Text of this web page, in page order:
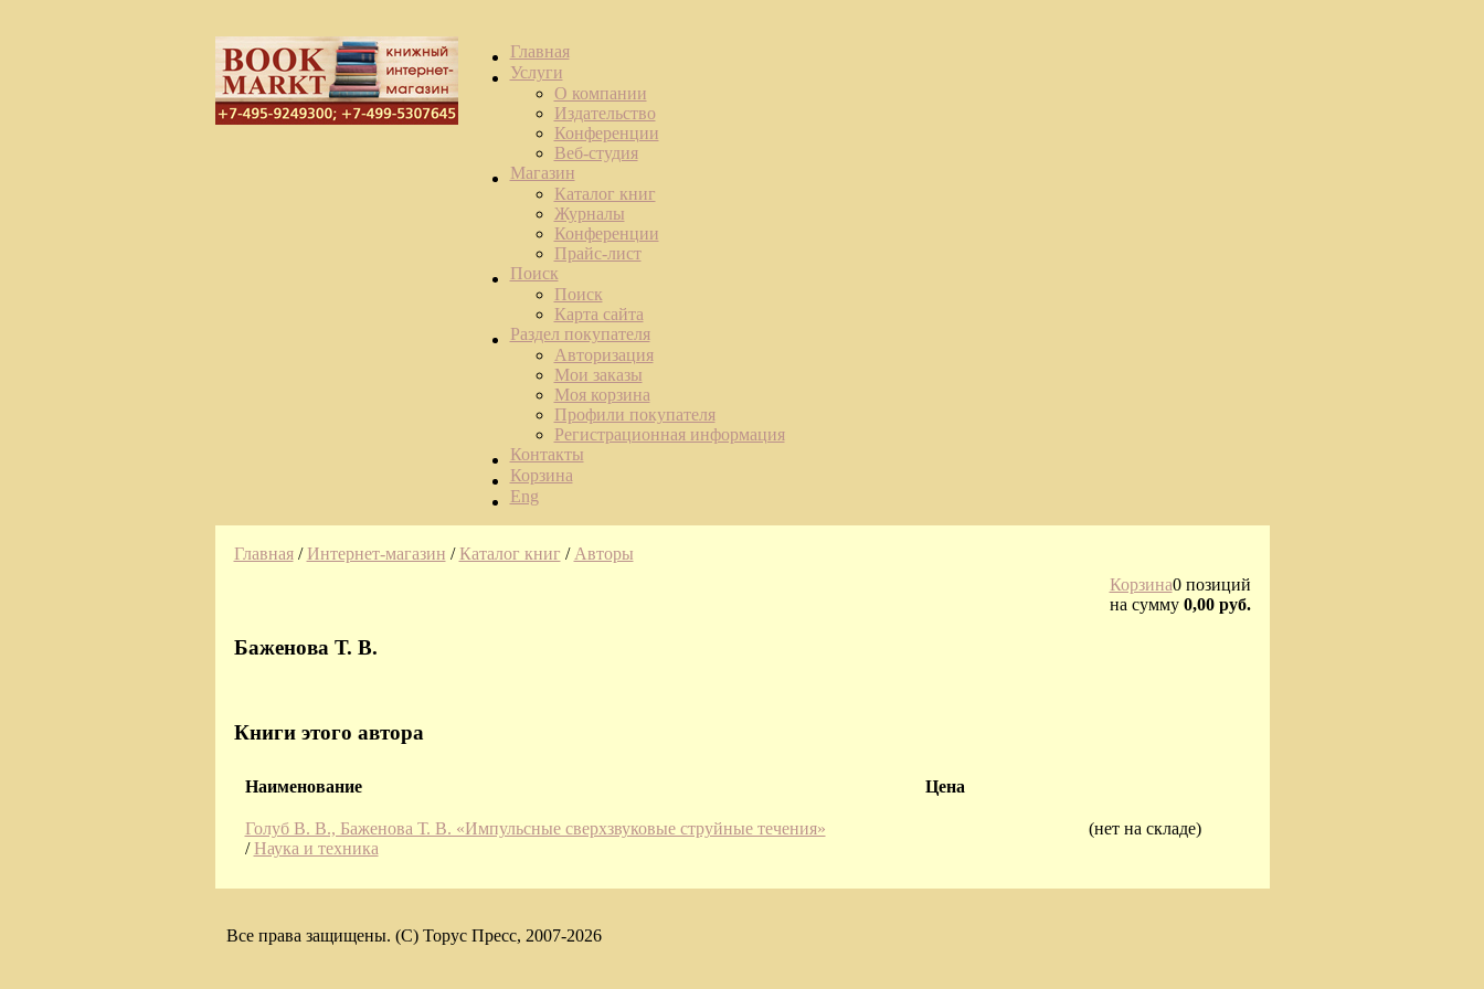
Главная
Услуги
О компании
Издательство
Конференции
Веб-студия
Магазин
Каталог книг
Журналы
Конференции
Прайс-лист
Поиск
Поиск
Карта сайта
Раздел покупателя
Авторизация
Мои заказы
Моя корзина
Профили покупателя
Регистрационная информация
Контакты
Корзина
Eng
Главная/Интернет-магазин /Каталог книг / Авторы
Корзина0 позиций
на сумму 0,00 руб.
Баженова Т. В.
Книги этого автора
Наименование Цена
Голуб В. В., Баженова Т. В. «Импульсные сверхзвуковые струйные течения»
/Наука и техника
(нет на складе)
Все права защищены. (C) Торус Пресс, 2007-2026